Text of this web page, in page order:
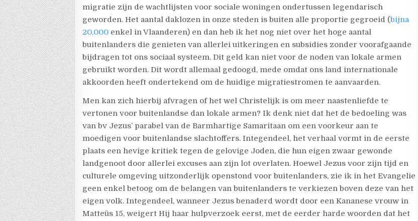
migratie zijn de wachtlijsten voor sociale woningen ondertussen legendarisch
geworden. Het aantal daklozen in onze steden is buiten alle proportie gegroeid (bijna
20,000 enkel in Vlaanderen) en dan heb ik het nog niet over het hoge aantal
buitenlanders die genieten van allerlei uitkeringen en subsidies zonder voorafgaande
bijdragen tot ons sociaal systeem. Dit geld kan niet voor de noden van lokale armen
gebruikt worden. Dit wordt allemaal gedoogd, mede omdat ons land internationale
akkoorden heeft ondertekend om de huidige migratiestromen te aanvaarden.
Men kan zich hierbij afvragen of het wel Christelijk is om meer naastenliefde te
vertonen voor buitenlandse dan lokale armen? Ik denk niet dat het de bedoeling was
van bv Jezus’ parabel van de Barmhartige Samaritaan om een voorkeur aan te
moedigen voor buitenlandse slachtoffers. Integendeel, het verhaal vormt in de eerste
plaats een hevige kritiek tegen de gelovige Joden, die hun eigen zwaar gewonde
landgenoot door allerlei excuses aan zijn lot overlaten. Hoewel Jezus voor zijn tijd en
culturele omgeving uitzonderlijk openstond voor buitenlanders, zie ik in het Evangelie
geen enkel betoog om de belangen van buitenlanders te verkiezen boven deze van het
eigen volk. Integendeel, wanneer Jezus benaderd wordt door een Kananese vrouw in
Matteüs 15, weigert Hij haar hulpverzoek eerst, met de eerder harde woorden dat het